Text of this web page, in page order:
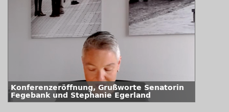
Konferenzeröffnung, Grußworte Senatorin
Fegebank und Stephanie Egerland